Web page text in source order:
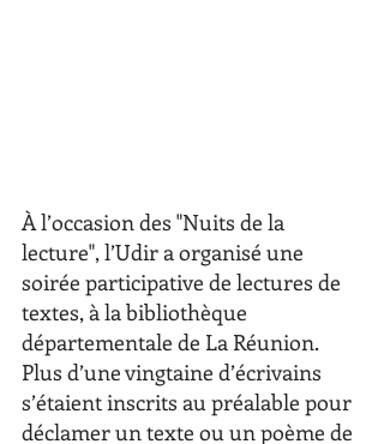
À l’occasion des "Nuits de la
lecture", l’Udir a organisé une
soirée participative de lectures de
textes, à la bibliothèque
départementale de La Réunion.
Plus d’une vingtaine d’écrivains
s’étaient inscrits au préalable pour
déclamer un texte ou un poème de